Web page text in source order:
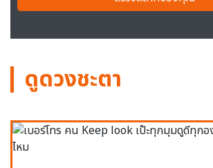
ดูดวงชะตา